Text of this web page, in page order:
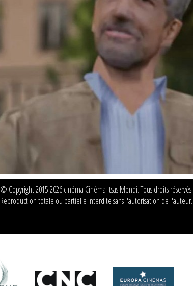
© Copyright 2015-2026 cinéma Cinéma Itsas Mendi. Tous droits réservés.
Reproduction totale ou partielle interdite sans l'autorisation de l'auteur.